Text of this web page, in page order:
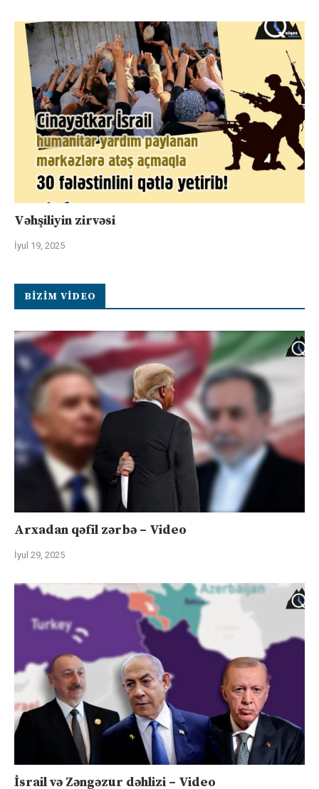
Vəhşiliyin zirvəsi
İyul 19, 2025
BIZIM VIDEO
Arxadan qəfil zərbə – Video
İyul 29, 2025
İsrail və Zəngəzur dəhlizi – Video